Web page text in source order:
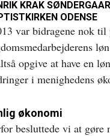
KRAK
ODENSE
var bidragene nok
opgive at have en
i menighedens
økonomi
besluttede vi at gøre